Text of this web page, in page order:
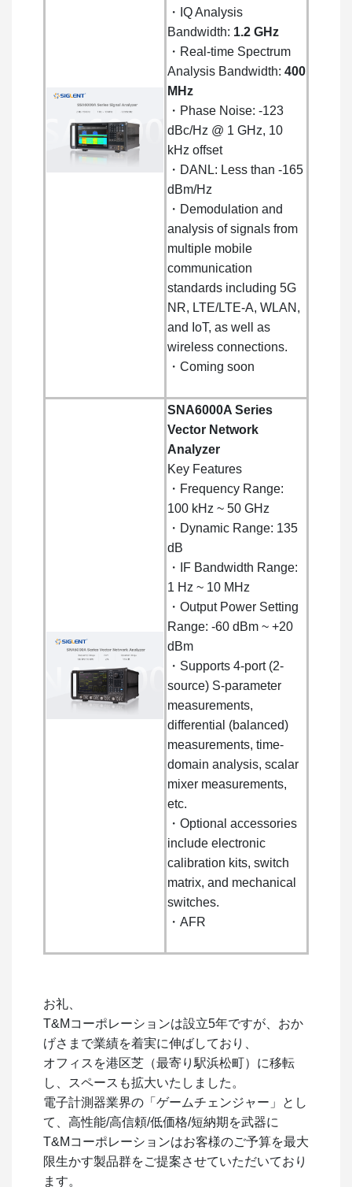
・IQ Analysis
Bandwidth: 1.2 GHz
・Real-time Spectrum
Analysis Bandwidth: 400
MHz
・Phase Noise: -123
dBc/Hz @ 1 GHz, 10
kHz offset
・DANL: Less than -165
dBm/Hz
・Demodulation and
analysis of signals from
multiple mobile
communication
standards including 5G
NR, LTE/LTE-A, WLAN,
and IoT, as well as
wireless connections.
・Coming soon
SNA6000A Series
Vector Network
Analyzer
Key Features
・Frequency Range:
100 kHz ~ 50 GHz
・Dynamic Range: 135
dB
・IF Bandwidth Range:
1 Hz ~ 10 MHz
・Output Power Setting
Range: -60 dBm ~ +20
dBm
・Supports 4-port (2-
source) S-parameter
measurements,
differential (balanced)
measurements, time-
domain analysis, scalar
mixer measurements,
etc.
・Optional accessories
include electronic
calibration kits, switch
matrix, and mechanical
switches.
・AFR
お礼、
T&Mコーポレーションは設立5年ですが、おか
げさまで業績を着実に伸ばしており、
オフィスを港区芝（最寄り駅浜松町）に移転
し、スペースも拡大いたしました。
電子計測器業界の「ゲームチェンジャー」とし
て、高性能/高信頼/低価格/短納期を武器に
T&Mコーポレーションはお客様のご予算を最大
限生かす製品群をご提案させていただいており
ます。